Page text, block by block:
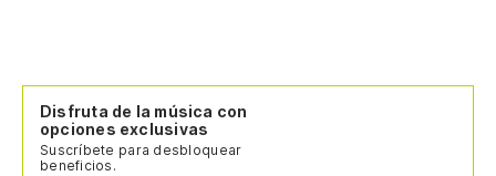
Disfruta de la música con
opciones exclusivas
Suscríbete para desbloquear
beneficios.